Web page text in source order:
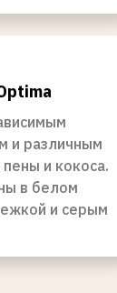
и различным
и кокоса.
в белом
и серым